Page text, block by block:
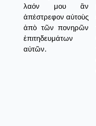
λαόν μου ἂν
ἀπέστρεφον αὐτοὺς
ἀπὸ τῶν πονηρῶν
ἐπιτηδευμάτων
αὐτῶν.